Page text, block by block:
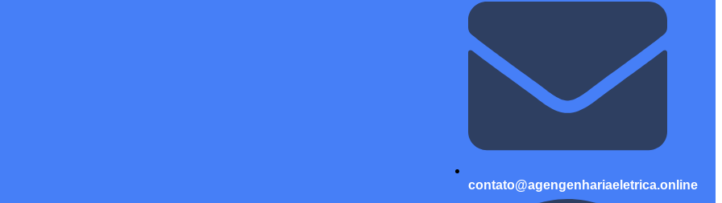
contato@agengenhariaeletrica.online